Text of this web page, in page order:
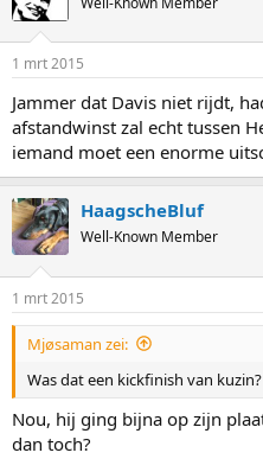
1 mrt 2015
Jammer dat Davis niet rijdt,
afstandwinst zal echt tussen
iemand moet een enorme
HaagscheBluf
Well-Known Member
1 mrt 2015
Mjøsaman zei:
Was dat een kickfinish van kuzin?
Nou, hij ging bijna op zijn
dan toch?